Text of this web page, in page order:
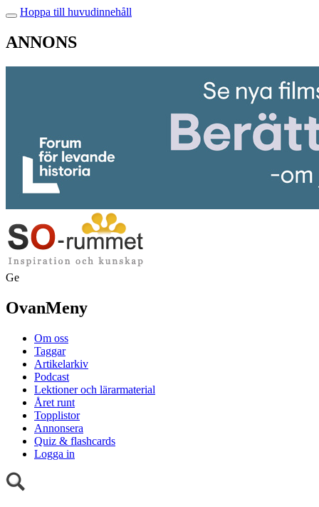
Hoppa till huvudinnehåll
ANNONS
Ge
OvanMeny
Om oss
Taggar
Artikelarkiv
Podcast
Lektioner och lärarmaterial
Året runt
Topplistor
Annonsera
Quiz & flashcards
Logga in